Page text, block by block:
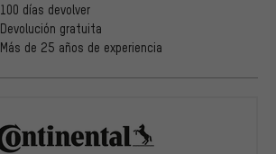
100 días devolver
Devolución gratuita
Más de 25 años de experiencia